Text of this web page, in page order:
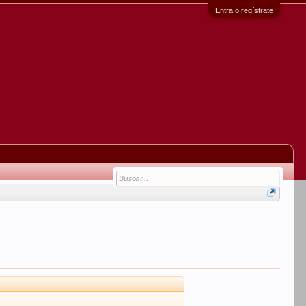
Entra o regístrate